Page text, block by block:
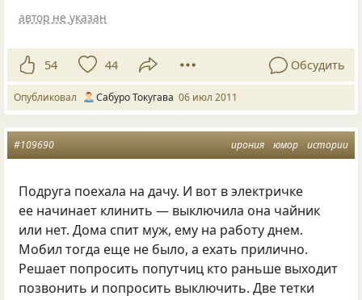
автор не указан
54 44 Обсудить
Опубликовал Сабуро Токугава 06 июл 2011
ирония юмор истории
#109690
Подруга поехала на дачу. И вот в электричке
ее начинает клинить — выключила она чайник
или нет. Дома спит муж, ему на работу днем.
Мобил тогда еще не было, а ехать прилично.
Решает попросить попутчиц кто раньше выходит
позвонить и попросить выключить. Две тетки